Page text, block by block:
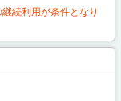
続利用が条件となり